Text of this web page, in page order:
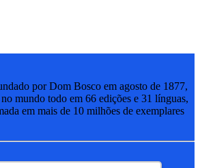
por Dom Bosco em agosto de 1877,
mundo todo em 66 edições e 31 línguas,
em mais de 10 milhões de exemplares